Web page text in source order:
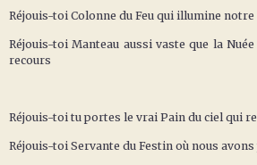
Réjouis-toi Colonne du Feu qui illumine
Réjouis-toi Manteau aussi vaste que la
recours
Réjouis-toi tu portes le vrai Pain du ciel qui
Réjouis-toi Servante du Festin où nous